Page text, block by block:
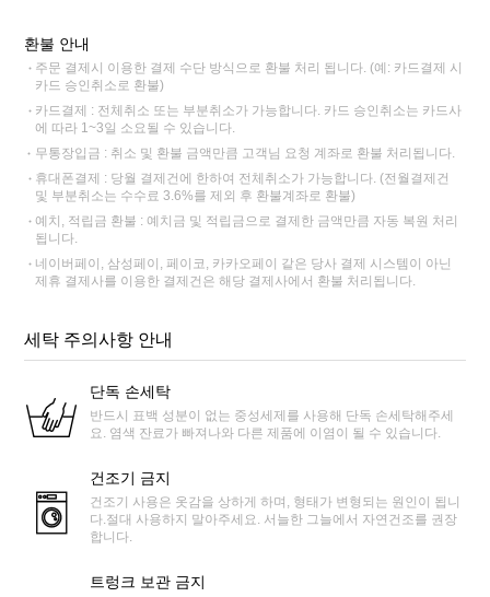
환불 안내
주문 결제시 이용한 결제 수단 방식으로 환불 처리 됩니다. (예: 카드결제 시
카드 승인취소로 환불)
카드결제 : 전체취소 또는 부분취소가 가능합니다. 카드 승인취소는 카드사
에 따라 1~3일 소요될 수 있습니다.
무통장입금 : 취소 및 환불 금액만큼 고객님 요청 계좌로 환불 처리됩니다.
휴대폰결제 : 당월 결제건에 한하여 전체취소가 가능합니다. (전월결제건
및 부분취소는 수수료 3.6%를 제외 후 환불계좌로 환불)
예치, 적립금 환불 : 예치금 및 적립금으로 결제한 금액만큼 자동 복원 처리
됩니다.
네이버페이, 삼성페이, 페이코, 카카오페이 같은 당사 결제 시스템이 아닌
제휴 결제사를 이용한 결제건은 해당 결제사에서 환불 처리됩니다.
세탁 주의사항 안내
단독 손세탁
반드시 표백 성분이 없는 중성세제를 사용해 단독 손세탁해주세
요. 염색 잔료가 빠져나와 다른 제품에 이염이 될 수 있습니다.
건조기 금지
건조기 사용은 옷감을 상하게 하며, 형태가 변형되는 원인이 됩니
다.절대 사용하지 말아주세요. 서늘한 그늘에서 자연건조를 권장
합니다.
트렁크 보관 금지